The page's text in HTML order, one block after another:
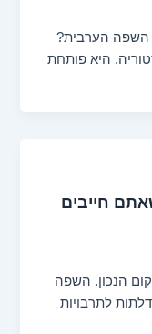
השפה הערבית?
היא פותחת
חייבים
הנכון. השפה
לתרבויות